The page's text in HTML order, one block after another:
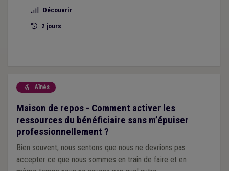
l’accompagnement ? Comment en faire une alliée dans
l’accompagnement ?
Découvrir
2 jours
 Aînés
Maison de repos - Comment activer les
ressources du bénéficiaire sans m’épuiser
professionnellement ?
Bien souvent, nous sentons que nous ne devrions pas
accepter ce que nous sommes en train de faire et en